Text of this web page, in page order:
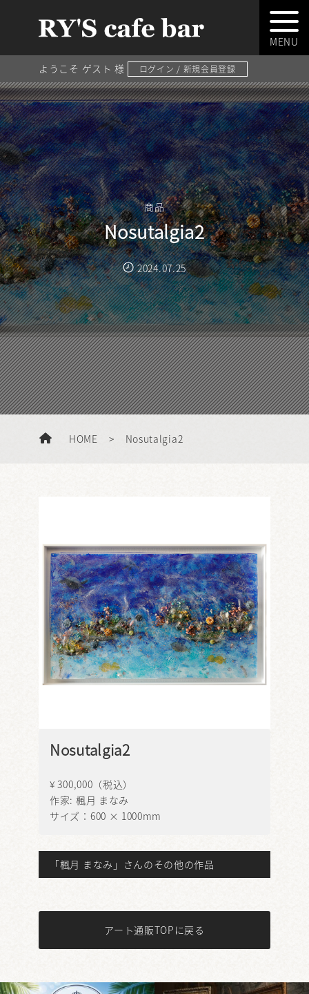
ようこそ ゲスト 様 ログイン / 新規会員登録
商品
Nosutalgia2
2024.07.25
HOME > Nosutalgia2
Nosutalgia2
¥ 300,000（税込）
作家: 楓月 まなみ
サイズ：600 × 1000mm
「楓月 まなみ」さんのその他の作品
アート通販TOPに戻る